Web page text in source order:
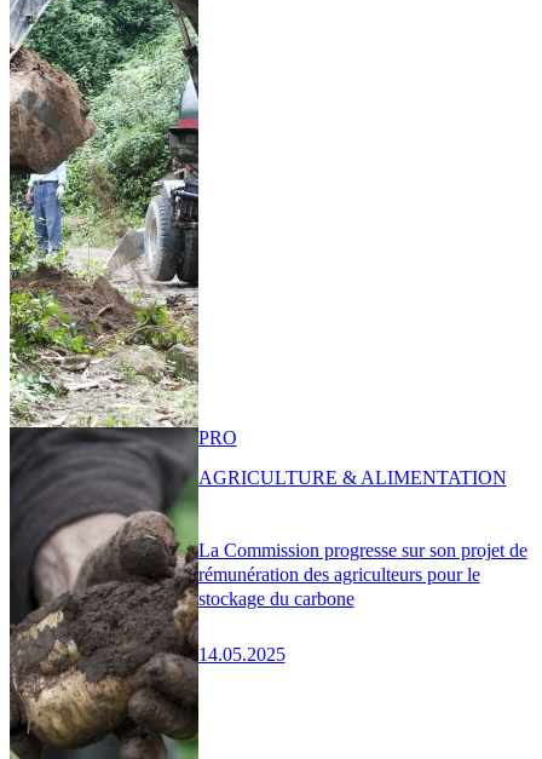
La Commission progresse sur son projet de
rémunération des agriculteurs pour le
stockage du carbone
14.05.2025
PRO
AGRICULTURE & ALIMENTATION